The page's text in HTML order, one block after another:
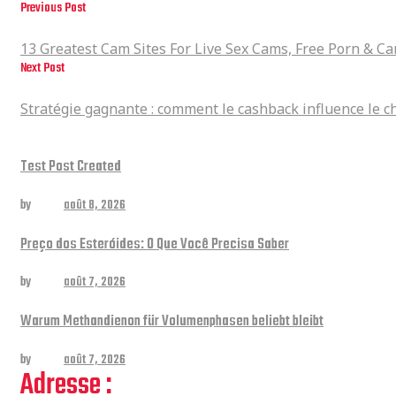
Previous Post
13 Greatest Cam Sites For Live Sex Cams, Free Porn &
Next Post
Stratégie gagnante : comment le cashback influence le
Test Post Created
by août 8, 2026
Preço dos Esteróides: O Que Você Precisa Saber
by août 7, 2026
Warum Methandienon für Volumenphasen beliebt bleibt
by août 7, 2026
Adresse :